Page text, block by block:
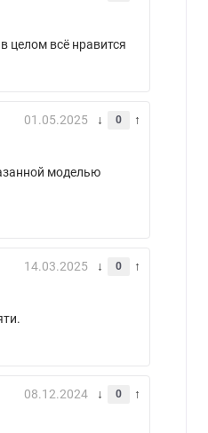
целом всё нравится
01.05.2025 0
моделью
14.03.2025 0
08.12.2024 0